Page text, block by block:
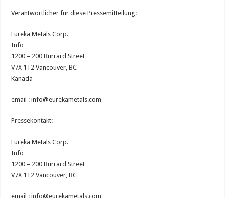
Verantwortlicher für diese Pressemitteilung:
Eureka Metals Corp.
Info
1200 – 200 Burrard Street
V7X 1T2 Vancouver, BC
Kanada
email : info@eurekametals.com
Pressekontakt:
Eureka Metals Corp.
Info
1200 – 200 Burrard Street
V7X 1T2 Vancouver, BC
email : info@eurekametals.com